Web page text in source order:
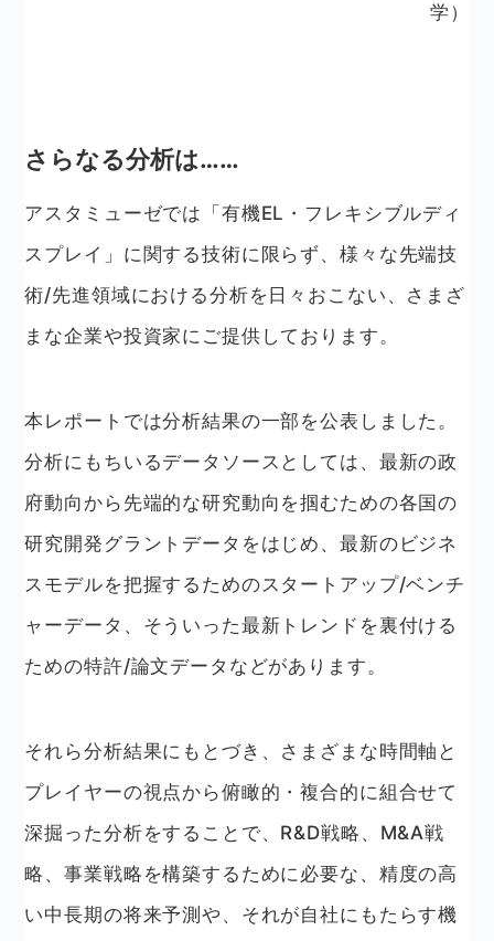
学）
さらなる分析は……
アスタミューゼでは「有機EL・フレキシブルディ
スプレイ」に関する技術に限らず、様々な先端技
術/先進領域における分析を日々おこない、さまざ
まな企業や投資家にご提供しております。
本レポートでは分析結果の一部を公表しました。
分析にもちいるデータソースとしては、最新の政
府動向から先端的な研究動向を掴むための各国の
研究開発グラントデータをはじめ、最新のビジネ
スモデルを把握するためのスタートアップ/ベンチ
ャーデータ、そういった最新トレンドを裏付ける
ための特許/論文データなどがあります。
それら分析結果にもとづき、さまざまな時間軸と
プレイヤーの視点から俯瞰的・複合的に組合せて
深掘った分析をすることで、R&D戦略、M&A戦
略、事業戦略を構築するために必要な、精度の高
い中長期の将来予測や、それが自社にもたらす機